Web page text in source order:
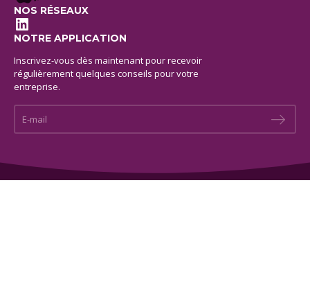
NOS RÉSEAUX
LinkedIn
NOTRE APPLICATION
Inscrivez-vous dès maintenant pour recevoir
régulièrement quelques conseils pour votre
entreprise.